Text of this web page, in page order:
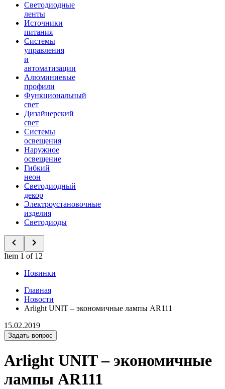
Светодиодные
ленты
Источники
питания
Системы
управления
и
автоматизации
Алюминиевые
профили
Функциональный
свет
Дизайнерский
свет
Системы
освещения
Наружное
освещение
Гибкий
неон
Светодиодный
декор
Электроустановочные
изделия
Светодиоды
Item 1 of 12
Новинки
Главная
Новости
Arlight UNIT – экономичные лампы AR111
15.02.2019
Задать вопрос
Arlight UNIT – экономичные
лампы AR111